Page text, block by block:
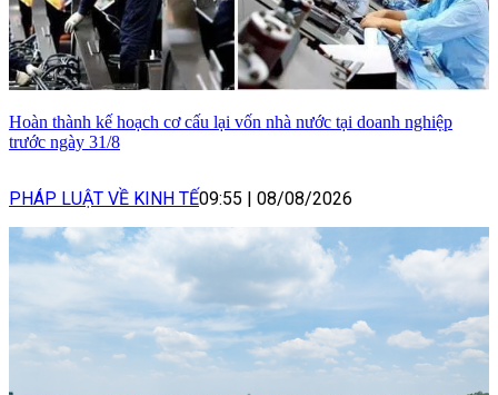
Hoàn thành kế hoạch cơ cấu lại vốn nhà nước tại doanh nghiệp
trước ngày 31/8
PHÁP LUẬT VỀ KINH TẾ09:55 | 08/08/2026